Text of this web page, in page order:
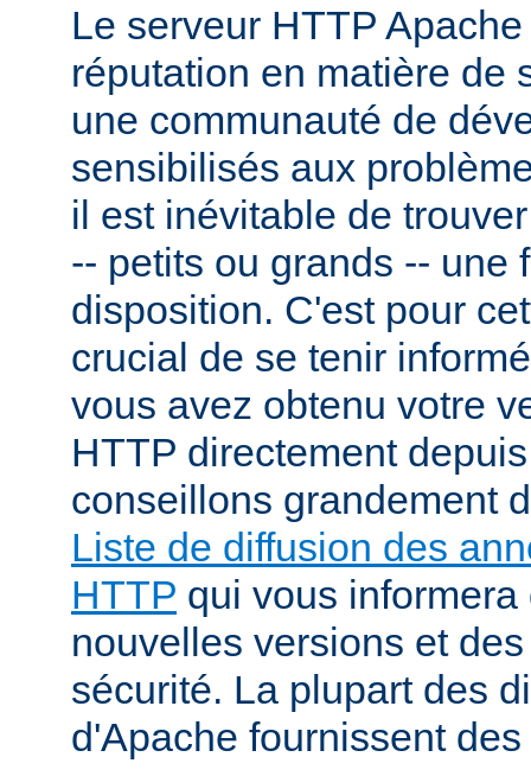
Le serveur HTTP
réputation en matière de
une communauté de
sensibilisés aux
il est inévitable de
-- petits ou grands -- une
disposition. C'est pour
crucial de se tenir
vous avez obtenu votre
HTTP directement
conseillons grandement
Liste de diffusion des
HTTP qui vous
nouvelles versions et
sécurité. La plupart des
d'Apache fournissent